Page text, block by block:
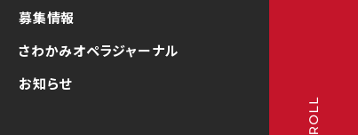
募集情報
さわかみオペラジャーナル
お知らせ